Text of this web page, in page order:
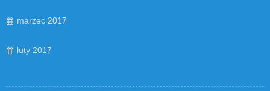
marzec 2017
luty 2017